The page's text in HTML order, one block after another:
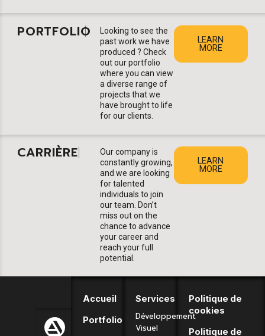
PORTFOLIO
|
Looking to see the
past work we have
produced ? Check
out our portfolio
where you can view
a diverse range of
projects that we
have brought to life
for our clients.
LEARN
MORE
CARRIÈRE|
Our company is
constantly growing,
and we are looking
for talented
individuals to join
our team. Don’t
miss out on the
chance to advance
your career and
reach your full
potential.
LEARN
MORE
Accueil
Portfolio
Services
Développement
Visuel
Politique de
cookies
Politique de